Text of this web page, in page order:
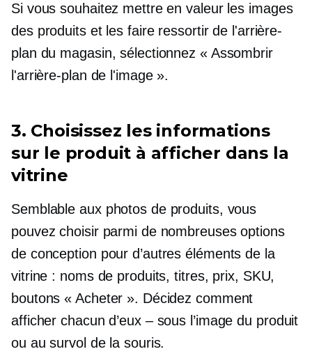
Si vous souhaitez mettre en valeur les images
des produits et les faire ressortir de l'arrière-
plan du magasin, sélectionnez « Assombrir
l'arrière-plan de l'image ».
3. Choisissez les informations
sur le produit à afficher dans la
vitrine
Semblable aux photos de produits, vous
pouvez choisir parmi de nombreuses options
de conception pour d’autres éléments de la
vitrine : noms de produits, titres, prix, SKU,
boutons « Acheter ». Décidez comment
afficher chacun d’eux – sous l’image du produit
ou au survol de la souris.